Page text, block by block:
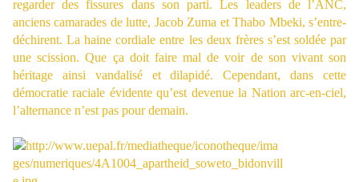
regarder des fissures dans son parti. Les leaders de l’ANC,
anciens camarades de lutte, Jacob Zuma et Thabo Mbeki, s’entre-
déchirent. La haine cordiale entre les deux frères s’est soldée par
une scission. Que ça doit faire mal de voir de son vivant son
héritage ainsi vandalisé et dilapidé. Cependant, dans cette
démocratie raciale évidente qu’est devenue la Nation arc-en-ciel,
l’alternance n’est pas pour demain.